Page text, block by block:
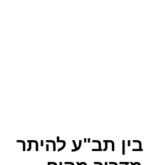
תב"ע להיתר